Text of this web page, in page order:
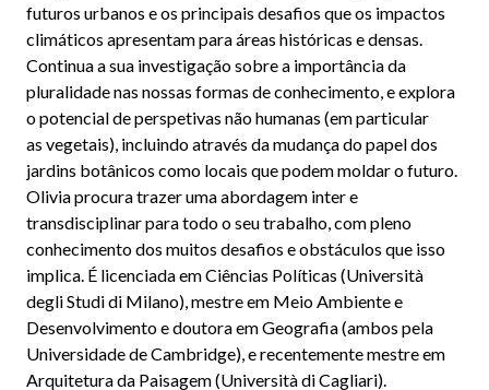
futuros urbanos e os principais desafios que os impactos
climáticos apresentam para áreas históricas e densas.
Continua a sua investigação sobre a importância da
pluralidade nas nossas formas de conhecimento, e explora
o potencial de perspetivas não humanas (em particular
as vegetais), incluindo através da mudança do papel dos
jardins botânicos como locais que podem moldar o futuro.
Olivia procura trazer uma abordagem inter e
transdisciplinar para todo o seu trabalho, com pleno
conhecimento dos muitos desafios e obstáculos que isso
implica. É licenciada em Ciências Políticas (Università
degli Studi di Milano), mestre em Meio Ambiente e
Desenvolvimento e doutora em Geografia (ambos pela
Universidade de Cambridge), e recentemente mestre em
Arquitetura da Paisagem (Università di Cagliari).